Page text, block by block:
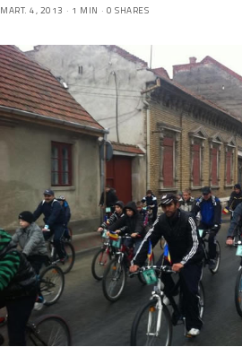
MART. 4, 2013
1 MIN 0 SHARES